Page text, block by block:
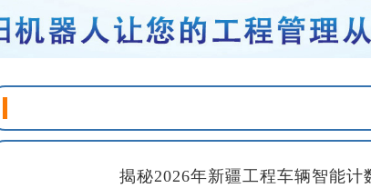
揭秘2026年新疆工程车辆智能